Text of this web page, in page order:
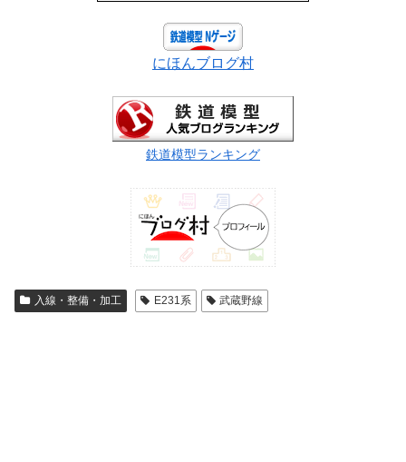
にほんブログ村
鉄道模型ランキング
入線・整備・加工 E231系 武蔵野線